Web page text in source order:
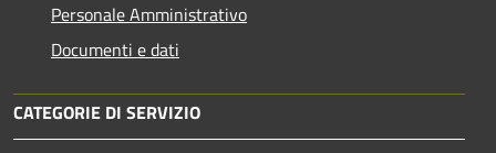
Personale Amministrativo
Documenti e dati
CATEGORIE DI SERVIZIO